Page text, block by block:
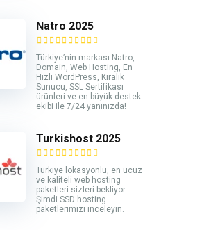
Natro 2025
Türkiye’nin markası Natro,
Domain, Web Hosting, En
Hızlı WordPress, Kiralık
Sunucu, SSL Sertifikası
ürünleri ve en büyük destek
ekibi ile 7/24 yanınızda!
Turkishost 2025
Türkiye lokasyonlu, en ucuz
ve kaliteli web hosting
paketleri sizleri bekliyor.
Şimdi SSD hosting
paketlerimizi inceleyin.